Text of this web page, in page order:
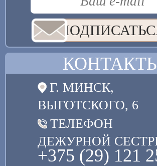
Г. МИНСК,
ВЫГОТСКОГО, 6
ТЕЛЕФОН
ДЕЖУРНОЙ
+375 (29) 121